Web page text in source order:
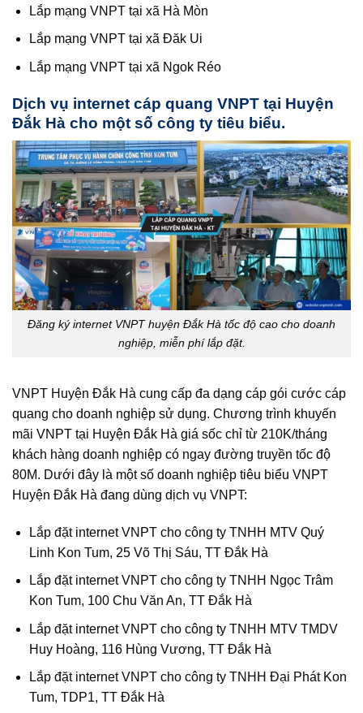
Lắp mạng VNPT tại xã Hà Mòn
Lắp mạng VNPT tại xã Đăk Ui
Lắp mạng VNPT tại xã Ngok Réo
Dịch vụ internet cáp quang VNPT tại Huyện
Đắk Hà cho một số công ty tiêu biểu.
Đăng ký internet VNPT huyện Đắk Hà tốc độ cao cho doanh
nghiệp, miễn phí lắp đặt.
VNPT Huyện Đắk Hà cung cấp đa dạng cáp gói cước cáp
quang cho doanh nghiệp sử dụng. Chương trình khuyến
mãi VNPT tại Huyện Đắk Hà giá sốc chỉ từ 210K/tháng
khách hàng doanh nghiệp có ngay đường truyền tốc độ
80M. Dưới đây là một số doanh nghiệp tiêu biểu VNPT
Huyện Đắk Hà đang dùng dịch vụ VNPT:
Lắp đặt internet VNPT cho công ty TNHH MTV Quý
Linh Kon Tum, 25 Võ Thị Sáu, TT Đắk Hà
Lắp đặt internet VNPT cho công ty TNHH Ngọc Trâm
Kon Tum, 100 Chu Văn An, TT Đắk Hà
Lắp đặt internet VNPT cho công ty TNHH MTV TMDV
Huy Hoàng, 116 Hùng Vương, TT Đắk Hà
Lắp đặt internet VNPT cho công ty TNHH Đại Phát Kon
Tum, TDP1, TT Đắk Hà